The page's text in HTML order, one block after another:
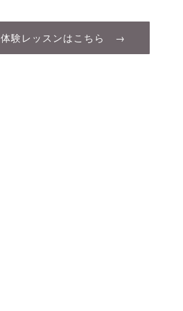
体験レッスンはこちら →